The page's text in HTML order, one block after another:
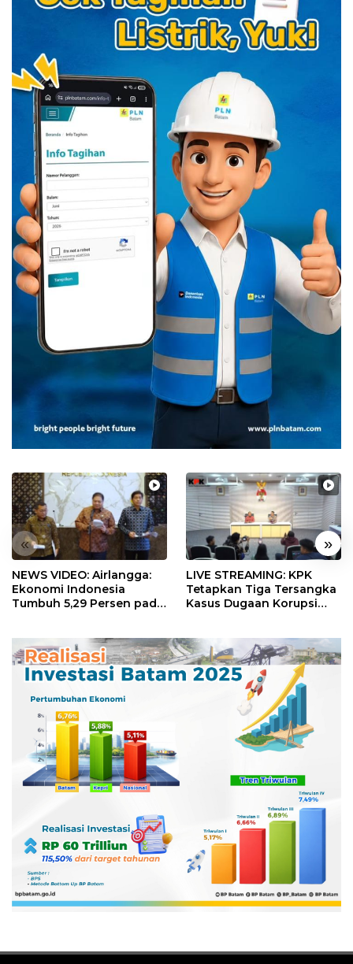
« »
NEWS VIDEO: Airlangga:
Ekonomi Indonesia
Tumbuh 5,29 Persen pada
LIVE STREAMING: KPK
Tetapkan Tiga Tersangka
Kasus Dugaan Korupsi